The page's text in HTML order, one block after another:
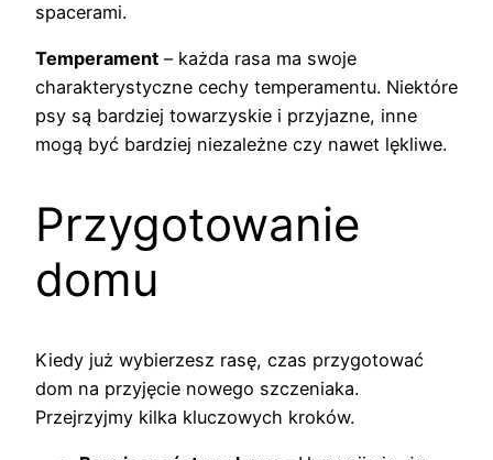
spacerami.
Temperament – każda rasa ma swoje
charakterystyczne cechy temperamentu. Niektóre
psy są bardziej towarzyskie i przyjazne, inne
mogą być bardziej niezależne czy nawet lękliwe.
Przygotowanie
domu
Kiedy już wybierzesz rasę, czas przygotować
dom na przyjęcie nowego szczeniaka.
Przejrzyjmy kilka kluczowych kroków.